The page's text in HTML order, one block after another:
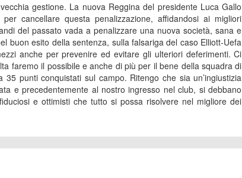
gestione. La nuova Reggina del presidente Luca Gallo
cancellare questa penalizzazione, affidandosi ai migliori
del passato vada a penalizzare una nuova società, sana e
buon esito della sentenza, sulla falsariga del caso Elliott-Uefa
anche per prevenire ed evitare gli ulteriori deferimenti. Ci
faremo il possibile e anche di più per il bene della squadra di
punti conquistati sul campo. Ritengo che sia un’ingiustizia
e precedentemente al nostro ingresso nel club, si debbano
e ottimisti che tutto si possa risolvere nel migliore dei